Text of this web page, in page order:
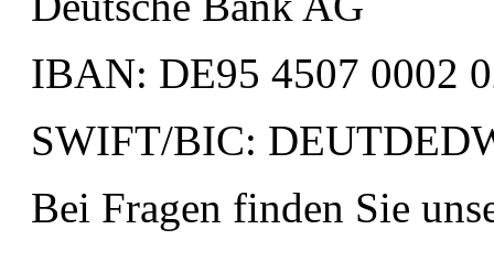
IBAN: DE95 4507 0002
SWIFT/BIC:
Bei Fragen finden Sie